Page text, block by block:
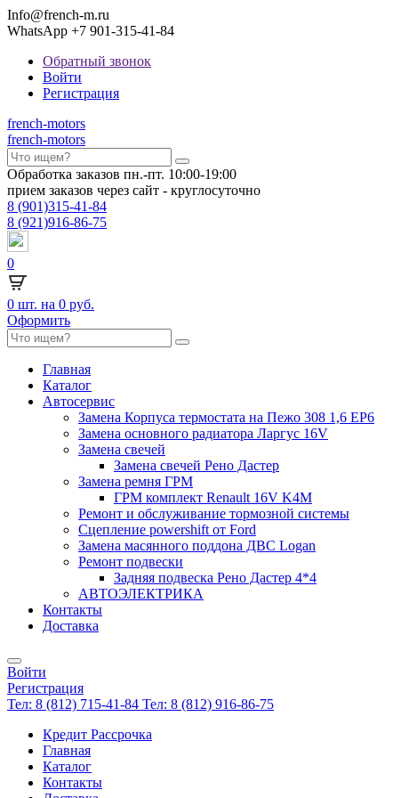
Info@french-m.ru
WhatsApp +7 901-315-41-84
Обратный звонок
Войти
Регистрация
french-motors
french-motors
Обработка заказов пн.-пт. 10:00-19:00
прием заказов через сайт - круглосуточно
8 (901)315-41-84
8 (921)916-86-75
0
0 шт. на 0 руб.
Оформить
Главная
Каталог
Автосервис
Замена Корпуса термостата на Пежо 308 1,6 EP6
Замена основного радиатора Ларгус 16V
Замена свечей
Замена свечей Рено Дастер
Замена ремня ГРМ
ГРМ комплект Renault 16V K4M
Ремонт и обслуживание тормозной системы
Сцепление powershift от Ford
Замена масянного поддона ДВС Logan
Ремонт подвески
Задняя подвеска Рено Дастер 4*4
АВТОЭЛЕКТРИКА
Контакты
Доставка
Войти
Регистрация
Тел: 8 (812) 715-41-84 Тел: 8 (812) 916-86-75
Кредит Рассрочка
Главная
Каталог
Контакты